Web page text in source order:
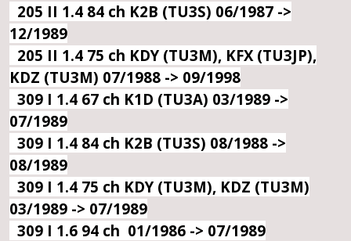
205 II 1.4 84 ch K2B (TU3S) 06/1987 ->
12/1989
205 II 1.4 75 ch KDY (TU3M), KFX (TU3JP),
KDZ (TU3M) 07/1988 -> 09/1998
309 I 1.4 67 ch K1D (TU3A) 03/1989 ->
07/1989
309 I 1.4 84 ch K2B (TU3S) 08/1988 ->
08/1989
309 I 1.4 75 ch KDY (TU3M), KDZ (TU3M)
03/1989 -> 07/1989
309 I 1.6 94 ch 01/1986 -> 07/1989